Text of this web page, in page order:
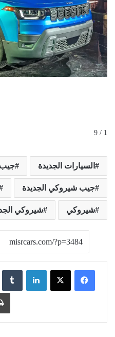
1 / 9
السيارات الجديدة جيب
جيب شيروكي الجديدة
شيروكي شيروكي
لينكدإن ‏Tumblr